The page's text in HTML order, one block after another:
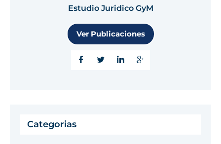
Estudio Juridico GyM
Ver Publicaciones
Categorias